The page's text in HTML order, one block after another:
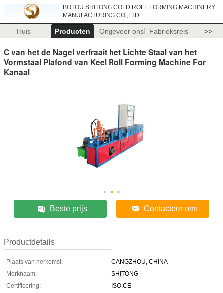
BOTOU SHITONG COLD ROLL FORMING MACHINERY
MANUFACTURING CO.,LTD
Huis Producten Ongeveer ons Fabrieksreis >>
C van het de Nagel verfraait het Lichte Staal van het
Vormstaal Plafond van Keel Roll Forming Machine For
Kanaal
Beste prijs Contacteer ons
Productdetails
Plaats van herkomst:
CANGZHOU, CHINA
Merknaam:
SHITONG
Certificering:
ISO,CE